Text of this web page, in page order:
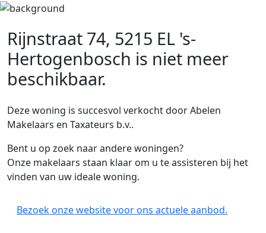
Rijnstraat 74, 5215 EL 's-
Hertogenbosch is niet meer
beschikbaar.
Deze woning is succesvol verkocht door Abelen
Makelaars en Taxateurs b.v..
Bent u op zoek naar andere woningen?
Onze makelaars staan klaar om u te assisteren bij het
vinden van uw ideale woning.
Bezoek onze website voor ons actuele aanbod.